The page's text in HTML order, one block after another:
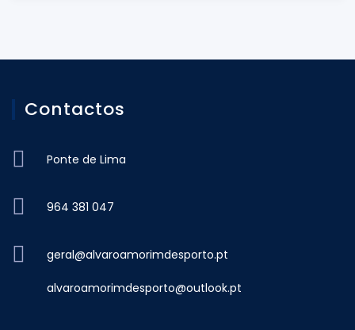
Contactos
Ponte de Lima
964 381 047
geral@alvaroamorimdesporto.pt
alvaroamorimdesporto@outlook.pt